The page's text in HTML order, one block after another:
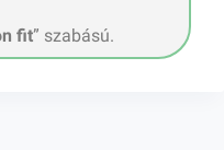
fit” szabású.